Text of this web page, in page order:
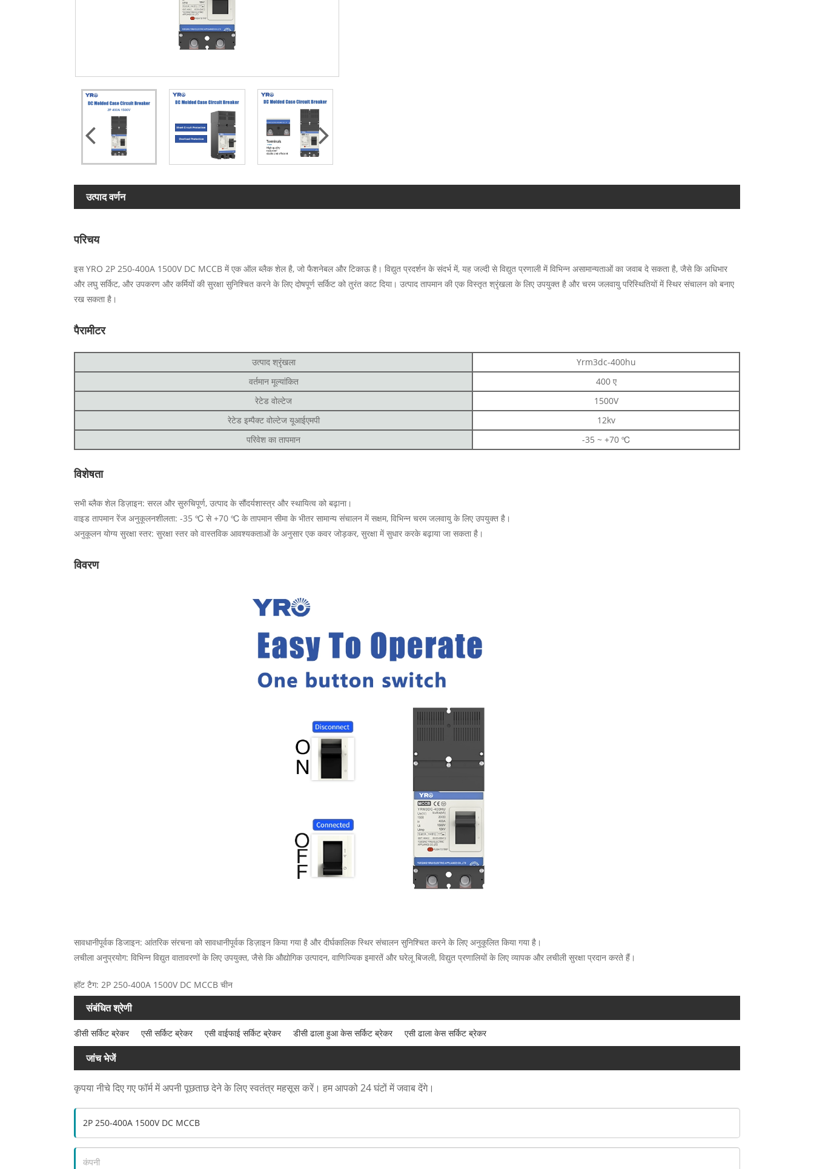
उत्पाद वर्णन
परिचय
इस YRO 2P 250-400A 1500V DC MCCB में एक ऑल ब्लैक शेल है, जो फैशनेबल और टिकाऊ है। विद्युत प्रदर्शन के संदर्भ में, यह जल्दी से विद्युत प्रणाली में विभिन्न असामान्यताओं का जवाब दे सकता है, जैसे कि अधिभार
और लघु सर्किट, और उपकरण और कर्मियों की सुरक्षा सुनिश्चित करने के लिए दोषपूर्ण सर्किट को तुरंत काट दिया। उत्पाद तापमान की एक विस्तृत श्रृंखला के लिए उपयुक्त है और चरम जलवायु परिस्थितियों में स्थिर संचालन को बनाए
रख सकता है।
पैरामीटर
उत्पाद श्रृंखला
Yrm3dc-400hu
वर्तमान मूल्यांकित
400 ए
रेटेड वोल्टेज
1500V
रेटेड इम्पैक्ट वोल्टेज यूआईएमपी
12kv
परिवेश का तापमान
-35 ~ +70 ℃
विशेषता
सभी ब्लैक शेल डिज़ाइन: सरल और सुरुचिपूर्ण, उत्पाद के सौंदर्यशास्त्र और स्थायित्व को बढ़ाना।
वाइड तापमान रेंज अनुकूलनशीलता: -35 ℃ से +70 ℃ के तापमान सीमा के भीतर सामान्य संचालन में सक्षम, विभिन्न चरम जलवायु के लिए उपयुक्त है।
अनुकूलन योग्य सुरक्षा स्तर: सुरक्षा स्तर को वास्तविक आवश्यकताओं के अनुसार एक कवर जोड़कर, सुरक्षा में सुधार करके बढ़ाया जा सकता है।
विवरण
सावधानीपूर्वक डिजाइन: आंतरिक संरचना को सावधानीपूर्वक डिज़ाइन किया गया है और दीर्घकालिक स्थिर संचालन सुनिश्चित करने के लिए अनुकूलित किया गया है।
लचीला अनुप्रयोग: विभिन्न विद्युत वातावरणों के लिए उपयुक्त, जैसे कि औद्योगिक उत्पादन, वाणिज्यिक इमारतें और घरेलू बिजली, विद्युत प्रणालियों के लिए व्यापक और लचीली सुरक्षा प्रदान करते हैं।
हॉट टैग: 2P 250-400A 1500V DC MCCB चीन
संबंधित श्रेणी
डीसी सर्किट ब्रेकर एसी सर्किट ब्रेकर एसी वाईफाई सर्किट ब्रेकर डीसी ढाला हुआ केस सर्किट ब्रेकर एसी ढाला केस सर्किट ब्रेकर
जांच भेजें
कृपया नीचे दिए गए फॉर्म में अपनी पूछताछ देने के लिए स्वतंत्र महसूस करें। हम आपको 24 घंटों में जवाब देंगे।